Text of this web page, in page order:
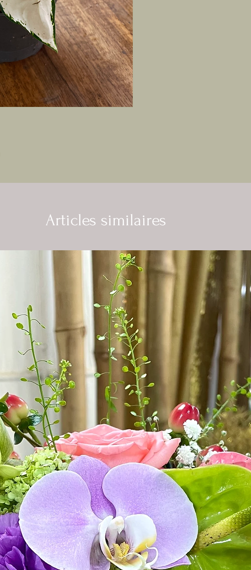
Articles similaires